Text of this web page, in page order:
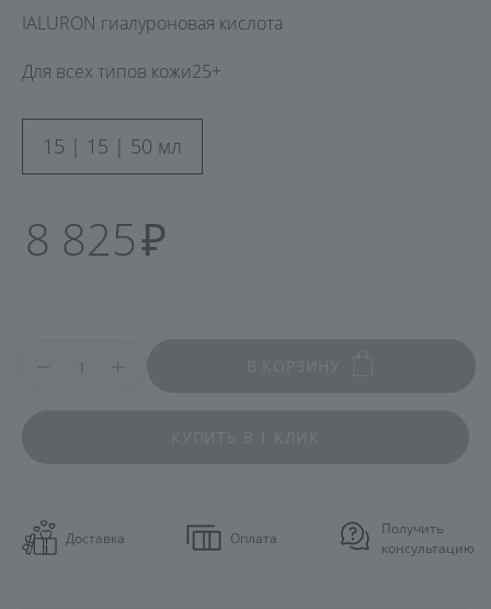
IALURON гиалуроновая кислота
25+
Для всех типов кожи
15 | 15 | 50 мл
8 825
Доставка Оплата
Получить
консультацию